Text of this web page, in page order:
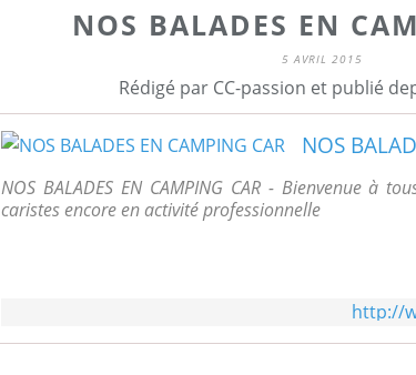
NOS BALADES EN
5 AVRIL 2015
Rédigé par CC-passion et publié
NOS
NOS BALADES EN CAMPING CAR - Bienvenue à
caristes encore en activité professionnelle
http://